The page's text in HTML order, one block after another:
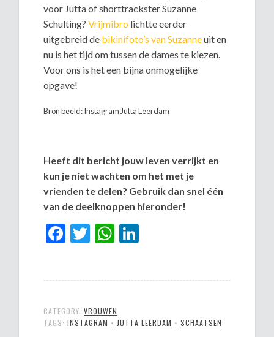
voor Jutta of shorttrackster Suzanne
Schulting?Vrijmibro lichtte eerder
uitgebreid de bikinifoto’s van Suzanneuit en
nu is het tijd om tussen de dames te kiezen.
Voor ons is het een bijna onmogelijke
opgave!
Bron beeld: Instagram Jutta Leerdam
Heeft dit bericht jouw leven verrijkt en
kun je niet wachten om het met je
vrienden te delen? Gebruik dan snel één
van de deelknoppen hieronder!
Facebook
TwitterWhatsApp
CATEGORY:VROUWEN
TAGS:INSTAGRAM • JUTTA LEERDAM •SCHAATSEN